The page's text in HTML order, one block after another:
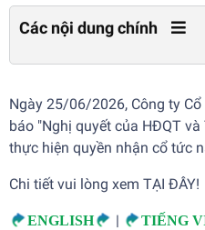
Các nội dung chính
Ngày 25/06/2026, Công ty
báo "Nghị quyết của HĐQT
thực hiện quyền nhận cổ tức
Chi tiết vui lòng xem TẠI ĐÂY!
ENGLISH | TIẾNG